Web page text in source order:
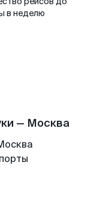
в неделю
— Москва